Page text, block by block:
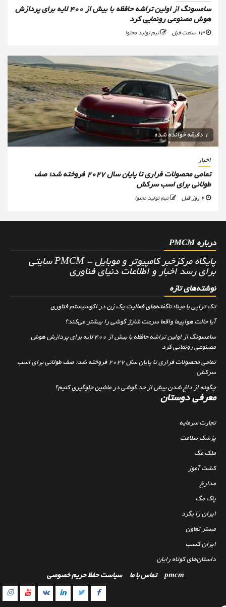
سامسونگ از اولین تراشه حافظه با بیش از ۴۰۰ لایه برای پردازش
هوش مصنوعی رونمایی کرد
تیم تولید محتوا
اخبار
تمامی محصولات فراری تا پایان سال ۲۰۲۷ فروخته شد؛ صف
طولانی برای اسب سرکش
تیم تولید محتوا
درباره PMCM
پایگاه مرکزخبر کامپیوتر و موبایل - PMCM سایتی
برای رسد اخبار و اطلاعات دنیای فناوری
نوشته‌های تازه
تک تراپی با مینا؛ ناگفته‌های فعالیت یک زن در اکوسیستم فناوری
آیا حالت هواپیما واقعا سرعت شارژ گوشی را بیشتر می‌کند؟
سامسونگ از اولین تراشه حافظه با بیش از ۴۰۰ لایه برای پردازش هوش
مصنوعی رونمایی کرد
تمامی محصولات فراری تا پایان سال ۲۰۲۷ فروخته شد؛ صف طولانی برای اسب
سرکش
چگونه از داغ شدن بیش از حد گوشی در ماشین جلوگیری کنیم؟
معرفی دوستان
تجارت سرمایه
پزشک سلامت
ملک مگ
کشت آموز
مدارخ
پاک مگ
ایران را بگرد
مستر تعاون
ایران کسب
داستان‌های کوتاه رایان
pmcm تماس با ما سیاست حفظ حریم خصوصی
Facebook
Twitter
Linkedin
VK